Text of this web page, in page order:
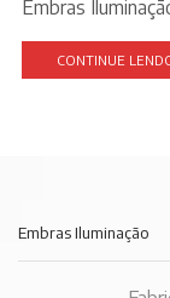
Embras
CONTINUE
Embras Iluminação